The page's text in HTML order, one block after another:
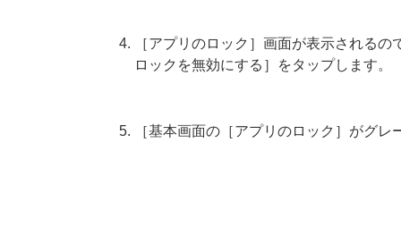
［アプリのロック］画面が表示される
ロックを無効にする］をタップします。
［基本画面の［アプリのロック］がグ